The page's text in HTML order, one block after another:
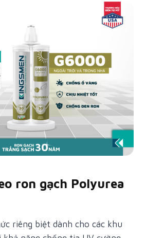
ron gạch Polyurea
riêng biệt dành cho các khu